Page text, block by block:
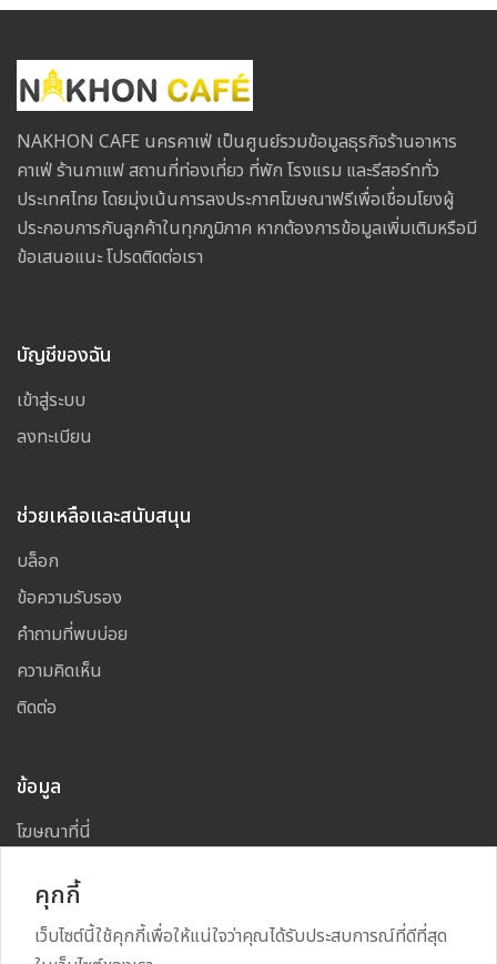
NAKHON CAFE นครคาเฟ่ เป็นศูนย์รวมข้อมูลธุรกิจร้านอาหาร
คาเฟ่ ร้านกาแฟ สถานที่ท่องเที่ยว ที่พัก โรงแรม และรีสอร์ททั่ว
ประเทศไทย โดยมุ่งเน้นการลงประกาศโฆษณาฟรีเพื่อเชื่อมโยงผู้
ประกอบการกับลูกค้าในทุกภูมิภาค หากต้องการข้อมูลเพิ่มเติมหรือมี
ข้อเสนอแนะ โปรดติดต่อเรา
บัญชีของฉัน
เข้าสู่ระบบ
ลงทะเบียน
ช่วยเหลือและสนับสนุน
บล็อก
ข้อความรับรอง
คำถามที่พบบ่อย
ความคิดเห็น
ติดต่อ
ข้อมูล
โฆษณาที่นี่
คุกกี้
เว็บไซต์นี้ใช้คุกกี้เพื่อให้แน่ใจว่าคุณได้รับประสบการณ์ที่ดีที่สุด